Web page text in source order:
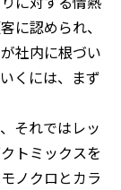
に認められ、
社内に根づい
くには、まず
それではレッ
トミックスを
ノクロとカラ